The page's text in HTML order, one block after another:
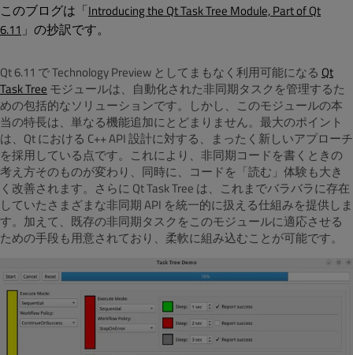
このブログは「Introducing the Qt Task Tree Module, Part of Qt
6.11 」 の抄訳です。
Qt 6.11 で Technology Preview としてまもなく利用可能になる Qt
Task Tree モジュールは、自動化された非同期タスクを管理するた
めの包括的なソリューションです。しかし、このモジュールの本
当の特長は、単なる機能追加にとどまりません。最大のポイント
は、Qt における C++ API 設計に対する、まったく新しいアプローチ
を採用している点です。これにより、非同期コードを書くときの
考え方そのものが変わり、同時に、コードを「読む」体験も大き
く改善されます。さらに Qt Task Tree は、これまでバラバラに存在
していたさまざまな非同期 API を統一的に扱える仕組みを提供しま
す。加えて、既存の非同期タスクをこのモジュールに適応させる
ための手段も用意されており、柔軟に組み込むことが可能です。